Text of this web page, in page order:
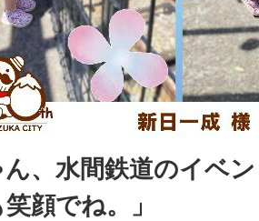
ん、水間鉄道のイベ
顔でね。」